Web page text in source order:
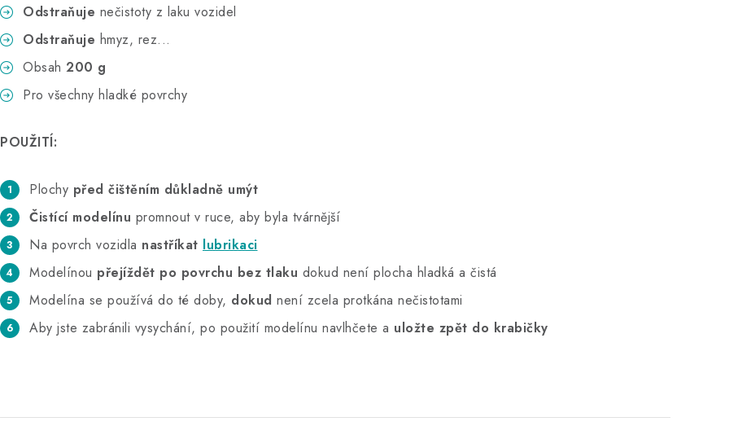
Odstraňuje nečistoty z laku vozidel
Odstraňuje hmyz, rez...
Obsah 200 g
Pro všechny hladké povrchy
POUŽITÍ:
Plochy před čištěním důkladně umýt
Čistící modelínu promnout v ruce, aby byla tvárnější
Na povrch vozidla nastříkat lubrikaci
Modelínou přejíždět po povrchu bez tlaku dokud není plocha hladká a čistá
Modelína se používá do té doby, dokud není zcela protkána nečistotami
Aby jste zabránili vysychání, po použití modelínu navlhčete a uložte zpět do krabičky